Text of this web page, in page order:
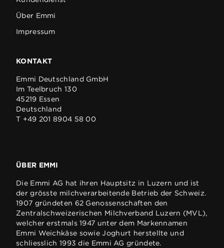
Über Emmi
Impressum
KONTAKT
Emmi Deutschland GmbH
Im Teelbruch 130
45219 Essen
Deutschland
T +49 201 8904 58 00
ÜBER EMMI
Die Emmi AG hat ihren Hauptsitz in Luzern und ist
der grösste milchverarbeitende Betrieb der Schweiz.
1907 gründeten 62 Genossenschaften den
Zentralschweizerischen Milchverband Luzern (MVL),
welcher erstmals 1947 unter dem Markennamen
Emmi Weichkäse sowie Joghurt herstellte und
schliesslich 1993 die Emmi AG gründete.